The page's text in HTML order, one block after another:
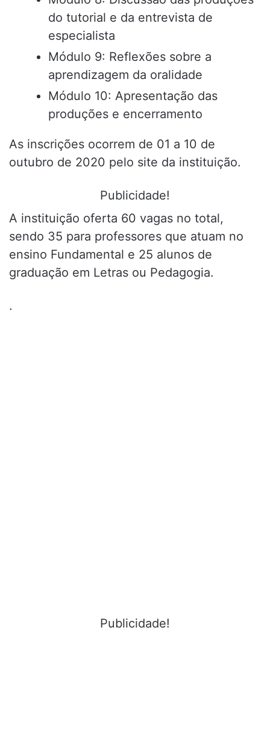
do tutorial e da entrevista de
especialista
Módulo 9: Reflexões sobre a
aprendizagem da oralidade
Módulo 10: Apresentação das
produções e encerramento
As inscrições ocorrem de 01 a 10 de
outubro de 2020 pelo site da instituição.
Publicidade!
A instituição oferta 60 vagas no total,
sendo 35 para professores que atuam no
ensino Fundamental e 25 alunos de
graduação em Letras ou Pedagogia.
.
Publicidade!